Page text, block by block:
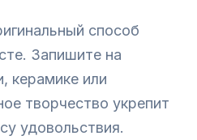
способ
Запишите на
керамике или
творчество укрепит
удовольствия.